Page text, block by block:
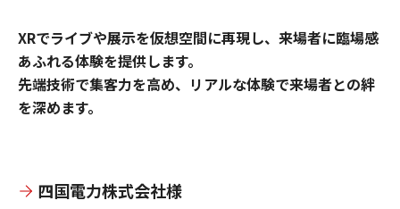
XRでライブや展示を仮想空間に再現し、来場者に臨場感
あふれる体験を提供します。
先端技術で集客力を高め、リアルな体験で来場者との絆
を深めます。
四国電力株式会社様